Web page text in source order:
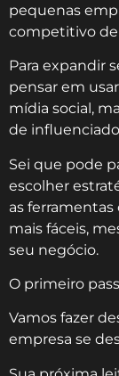
pequenas
competitivo de
Para expandir
pensar em
mídia social,
de
Sei que pode
escolher
as
mais fáceis,
seu negócio.
O primeiro
Vamos fazer
empresa se